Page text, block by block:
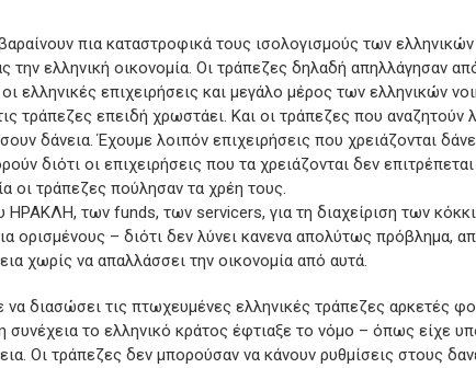
πια καταστροφικά τους ισολογισμούς των
την ελληνική οικονομία. Οι τράπεζες δηλαδή απηλλάγησαν
ελληνικές επιχειρήσεις και μεγάλο μέρος των ελληνικών
τράπεζες επειδή χρωστάει. Και οι τράπεζες που αναζητούν
δάνεια. Έχουμε λοιπόν επιχειρήσεις που χρειάζονται
διότι οι επιχειρήσεις που τα χρειάζονται δεν
οι τράπεζες πούλησαν τα χρέη τους.
ΗΡΑΚΛΗ, των funds, των servicers, για τη διαχείριση των
ορισμένους – διότι δεν λύνει κανενα απολύτως πρόβλημα,
χωρίς να απαλλάσσει την οικονομία από αυτά.
να διασώσει τις πτωχευμένες ελληνικές τράπεζες αρκετές
το ελληνικό κράτος έφτιαξε το νόμο – όπως είχε
Οι τράπεζες δεν μπορούσαν να κάνουν ρυθμίσεις στους